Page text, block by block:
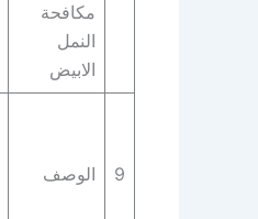
مكافحة
النمل
الابيض
9 الوصف